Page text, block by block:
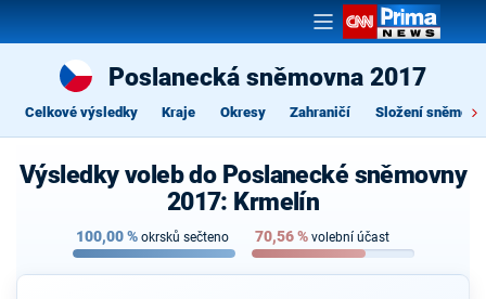
Poslanecká sněmovna 2017
Celkové výsledky Kraje Okresy Zahraničí Složení
Výsledky voleb do Poslanecké sněmovny
2017: Krmelín
100,00% okrsků sečteno 70,56% volební účast